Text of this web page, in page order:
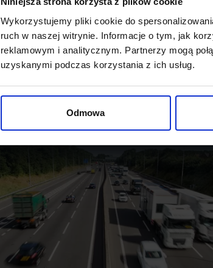
Wykorzystujemy pliki cookie do
ruch w naszej witrynie. Informacje o tym, jak
reklamowym i analitycznym. Partnerzy mogą
uzyskanymi podczas korzystania z ich usług.
Odmowa